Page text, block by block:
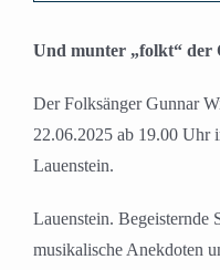
grösseres
Und munter „folkt“ der
Der Folksänger Gunnar
22.06.2025 ab 19.00 Uhr
Lauenstein.
Lauenstein. Begeisternde
musikalische Anekdoten